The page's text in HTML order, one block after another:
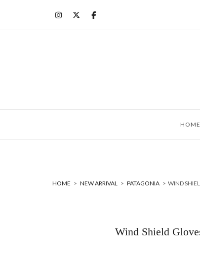
HOME
HOME > NEW ARRIVAL > PATAGONIA > WIND
Wind Shield